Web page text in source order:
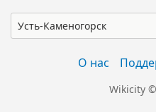
Усть-Каменогорск
О нас
Wikicity